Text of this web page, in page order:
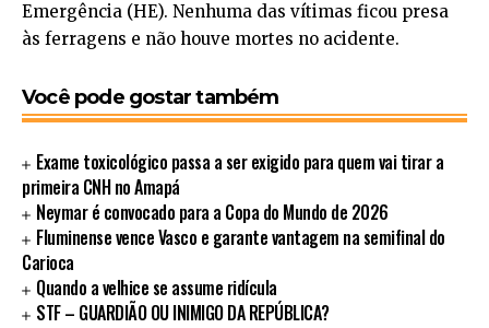
Emergência (HE). Nenhuma das vítimas ficou presa
às ferragens e não houve mortes no acidente.
Você pode gostar também
Exame toxicológico passa a ser exigido para quem vai tirar a
primeira CNH no Amapá
Neymar é convocado para a Copa do Mundo de 2026
Fluminense vence Vasco e garante vantagem na semifinal do
Carioca
Quando a velhice se assume ridícula
STF – GUARDIÃO OU INIMIGO DA REPÚBLICA?